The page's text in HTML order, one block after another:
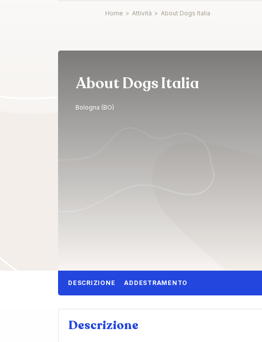
Home > Attività > About Dogs Italia
About Dogs Italia
Bologna (BO)
DESCRIZIONE ADDESTRAMENTO
Descrizione